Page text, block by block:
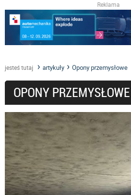
Reklama
jesteś tutaj artykuły Opony przemysłowe
OPONY PRZEMYSŁOWE